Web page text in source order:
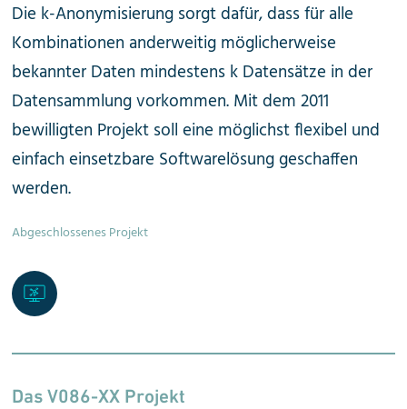
Die k-Anonymisierung sorgt dafür, dass für alle
Kombinationen anderweitig möglicherweise
bekannter Daten mindestens k Datensätze in der
Datensammlung vorkommen. Mit dem 2011
bewilligten Projekt soll eine möglichst flexibel und
einfach einsetzbare Softwarelösung geschaffen
werden.
Abgeschlossenes Projekt
Das V086-XX Projekt